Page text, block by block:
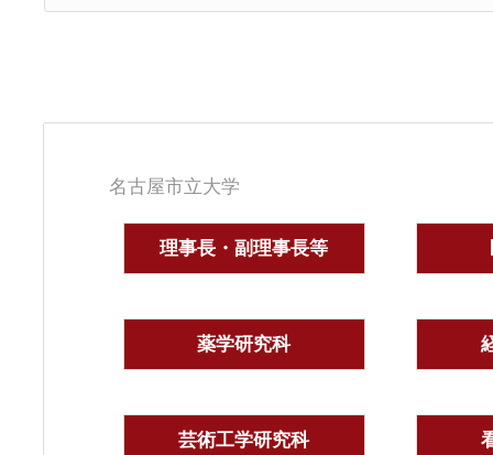
名古屋市立大学
理事長・副理事長等
薬学研究科
芸術工学研究科